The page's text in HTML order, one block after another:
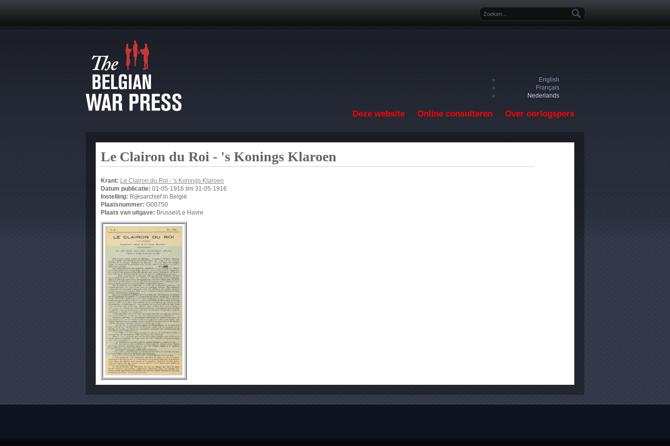
Zoekveld
English
Français
Nederlands
Deze website Online consulteren Over oorlogspers
Le Clairon du Roi - 's Konings Klaroen
Krant: Le Clairon du Roi - 's Konings Klaroen
Datum publicatie: 01-05-1916 t/m 31-05-1916
Instelling: Rijksarchief in België
Plaatsnummer: G00750
Plaats van uitgave: Brussel/Le Havre